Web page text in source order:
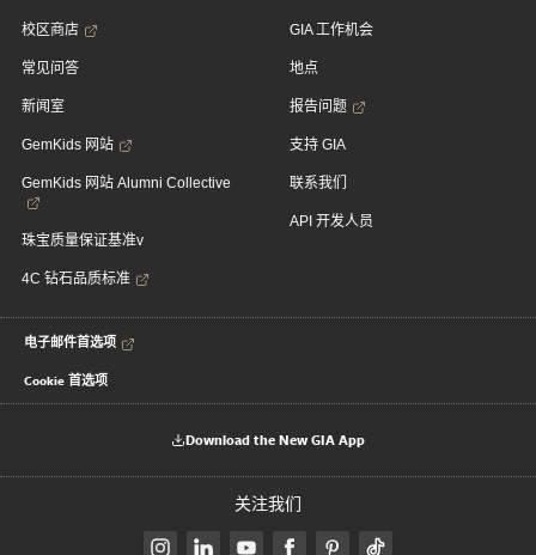
校区商店
常见问答
新闻室
GemKids 网站
GemKids 网站 Alumni Collective
珠宝质量保证基准v
4C 钻石品质标准
GIA 工作机会
地点
报告问题
支持 GIA
联系我们
API 开发人员
电子邮件首选项
Cookie 首选项
Download the New GIA App
关注我们